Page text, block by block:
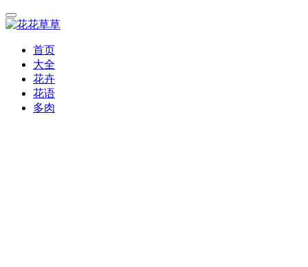
首页
大全
花卉
花语
多肉